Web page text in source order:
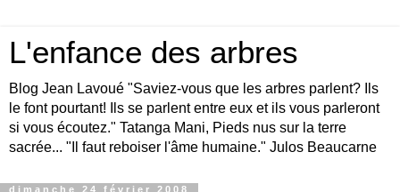
L'enfance des arbres
Blog Jean Lavoué "Saviez-vous que les arbres parlent? Ils
le font pourtant! Ils se parlent entre eux et ils vous parleront
si vous écoutez." Tatanga Mani, Pieds nus sur la terre
sacrée... "Il faut reboiser l'âme humaine." Julos Beaucarne
dimanche 24 février 2008